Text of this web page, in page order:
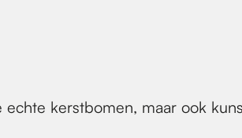
echte kerstbomen, maar ook